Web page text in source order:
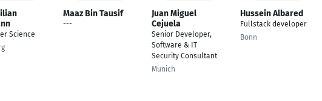
Science
Maaz Bin Tausif
---
Juan Miguel
Cejuela
Senior Developer,
Software & IT
Security Consultant
Munich
Hussein Albared
Fullstack developer
Bonn